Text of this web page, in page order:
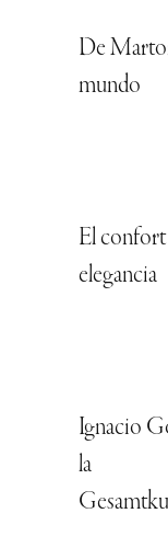
De
mundo
El confort
elegancia
Ignacio
la